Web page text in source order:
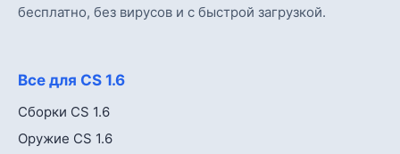
бесплатно, без вирусов и с быстрой загрузкой.
Все для CS 1.6
Сборки CS 1.6
Оружие CS 1.6